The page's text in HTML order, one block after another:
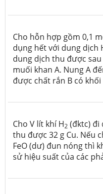
Cho hỗn hợp gồm 0,1
dụng hết với dung dịch
dung dịch thu được
muối khan A. Nung A
được chất rắn B có
Cho V lít khí H2 (đktc) đi
thu được 32 g Cu. Nếu
FeO (dư) đun nóng thì
sử hiệu suất của các